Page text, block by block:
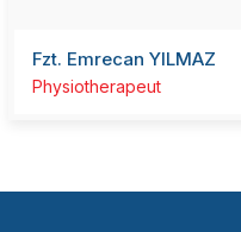
Fzt. Emrecan YILMAZ
Physiotherapeut